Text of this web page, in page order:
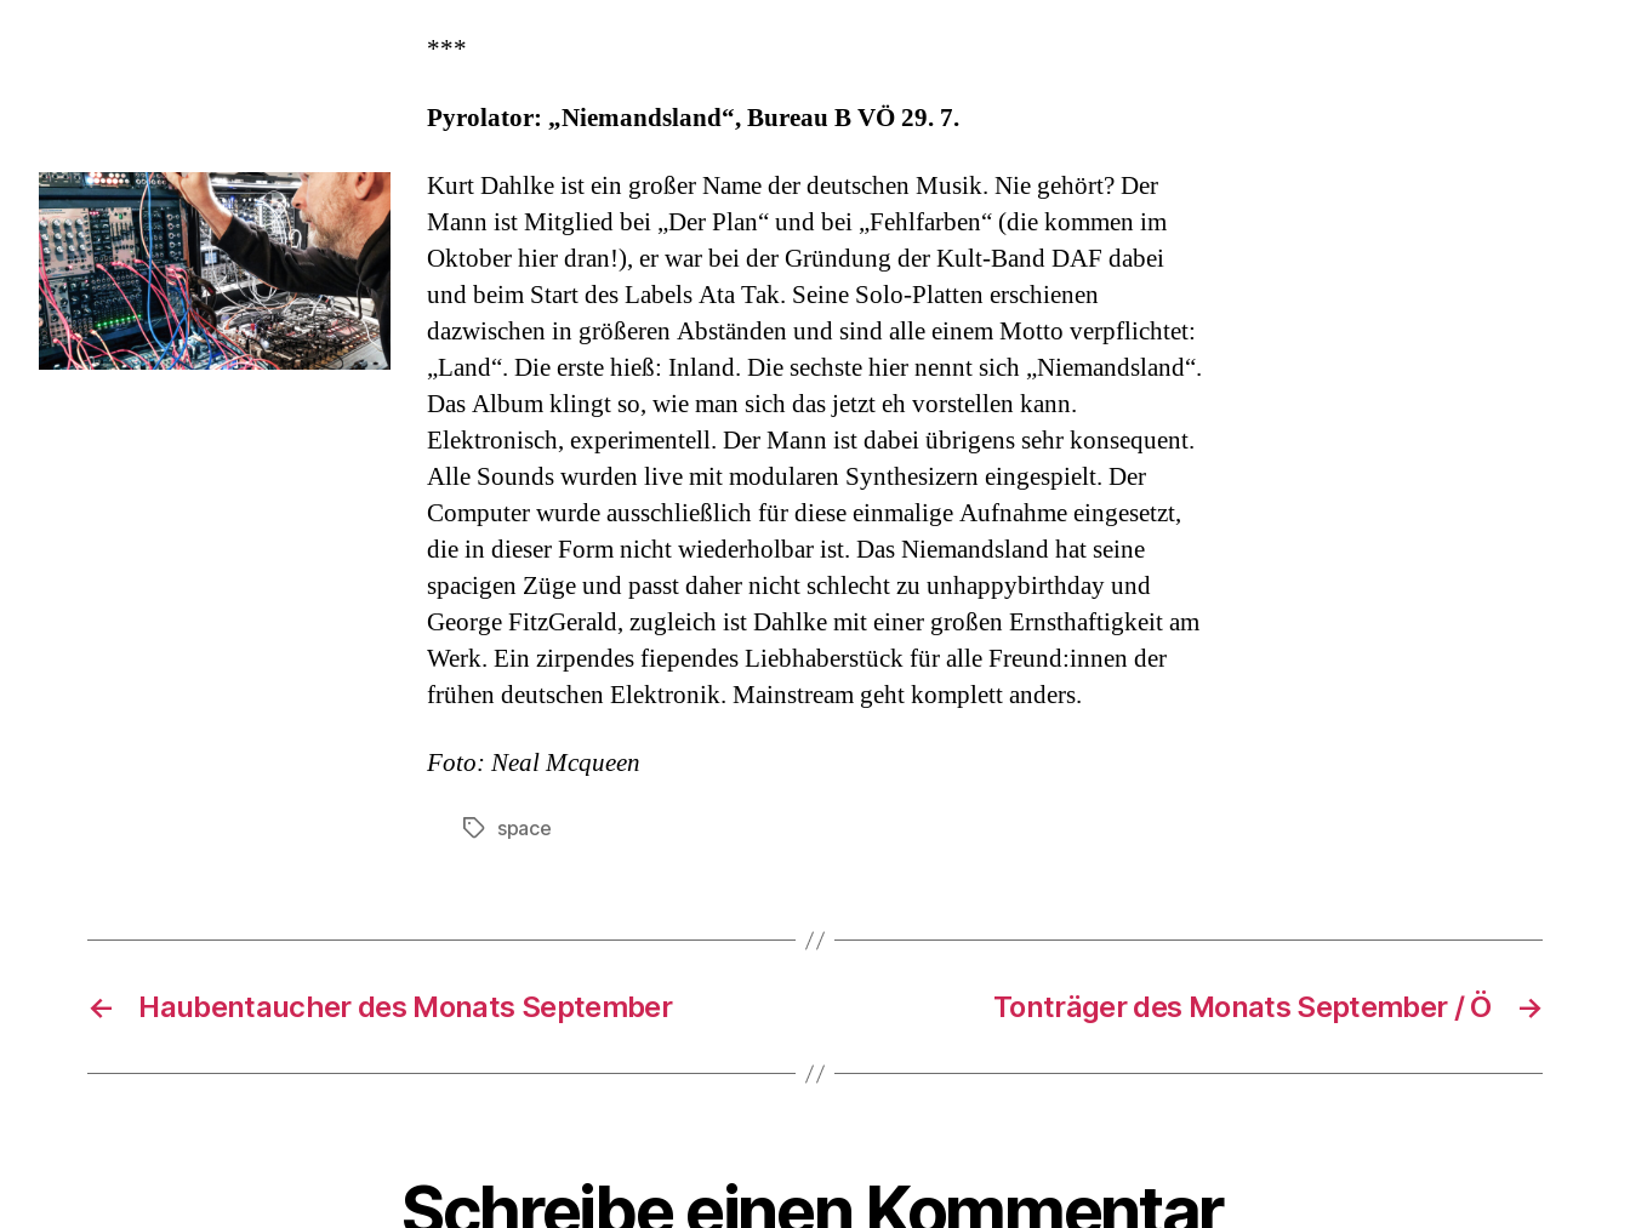
***
Pyrolator: „Niemandsland“, Bureau B VÖ 29. 7.
Kurt Dahlke ist ein großer Name der deutschen Musik. Nie gehört? Der
Mann ist Mitglied bei „Der Plan“ und bei „Fehlfarben“ (die kommen im
Oktober hier dran!), er war bei der Gründung der Kult-Band DAF dabei
und beim Start des Labels Ata Tak. Seine Solo-Platten erschienen
dazwischen in größeren Abständen und sind alle einem Motto verpflichtet:
„Land“. Die erste hieß: Inland. Die sechste hier nennt sich „Niemandsland“.
Das Album klingt so, wie man sich das jetzt eh vorstellen kann.
Elektronisch, experimentell. Der Mann ist dabei übrigens sehr konsequent.
Alle Sounds wurden live mit modularen Synthesizern eingespielt. Der
Computer wurde ausschließlich für diese einmalige Aufnahme eingesetzt,
die in dieser Form nicht wiederholbar ist. Das Niemandsland hat seine
spacigen Züge und passt daher nicht schlecht zu unhappybirthday und
George FitzGerald, zugleich ist Dahlke mit einer großen Ernsthaftigkeit am
Werk. Ein zirpendes fiependes Liebhaberstück für alle Freund:innen der
frühen deutschen Elektronik. Mainstream geht komplett anders.
Foto: Neal Mcqueen
Schlagwörter
space
← Haubentaucher des Monats September →
Tonträger des Monats September / Ö